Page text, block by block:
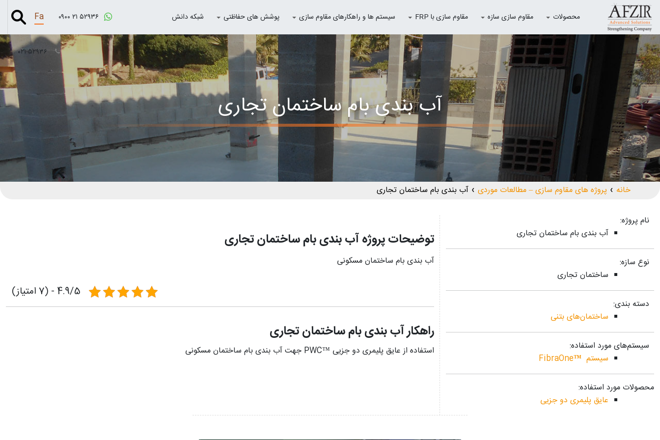
Fa محصولات مقاوم سازی سازه مقاوم سازی با FRP سیستم ها و راهکارهای مقاوم سازی پوشش های حفاظتی شبکه دانش ۰۹۰۰ ۲۱ ۵۲۹۳۶
آب بندی بام ساختمان تجاری
خانه ❯ پروژه های مقاوم سازی – مطالعات موردی ❯ آب بندی بام ساختمان تجاری
نام پروژه:
آب بندی بام ساختمان تجاری
نوع سازه:
ساختمان تجاری
دسته بندی:
ساختمان‌های بتنی
سیستم‌های مورد استفاده:
سیستم ™FibraOne
محصولات مورد استفاده:
عایق پلیمری دو جزیی
توضیحات پروژه آب بندی بام ساختمان تجاری
آب بندی بام ساختمان مسکونی
4.9/5 - (7 امتیاز)
راهکار آب بندی بام ساختمان تجاری
استفاده از عایق پلیمری دو جزیی ™PWC جهت آب بندی بام ساختمان مسکونی